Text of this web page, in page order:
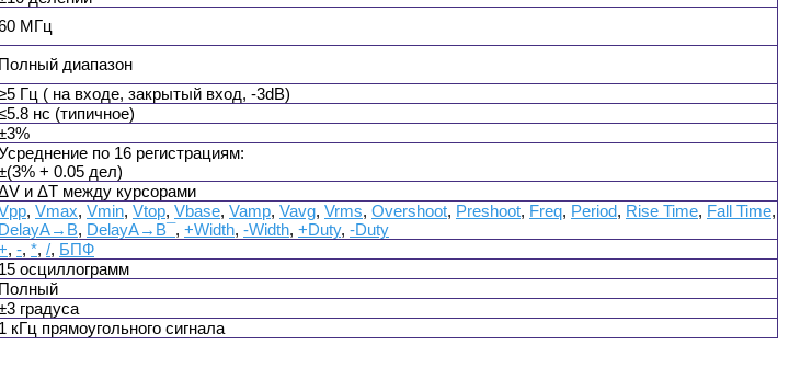
МГц
Полный диапазон
Гц ( на входе, закрытый вход, -3dB)
нс (типичное)
по 16 регистрациям:
+ 0.05 дел)
и ΔT между курсорами
, Vmax, Vmin, Vtop, Vbase, Vamp, Vavg, Vrms, Overshoot, Preshoot, Freq, Period, Rise Time, Fall Time,
DelayA→B­, DelayA→B¯, +Width, -Width, +Duty, -Duty
, -, *, /, БПФ
15 осциллограмм
Полный
градуса
1 кГц прямоугольного сигнала